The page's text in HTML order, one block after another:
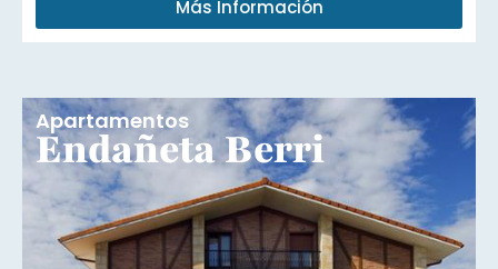
Más Información
Apartamentos
Endañeta Berri